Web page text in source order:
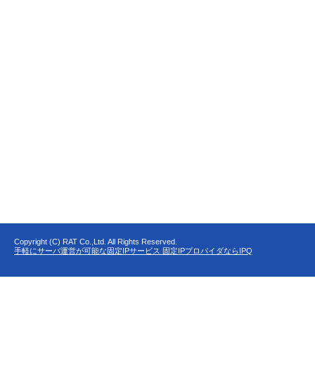
Copyright (C) RAT Co.,Ltd. All Rights Reserved.
手軽にサーバ運営が可能な固定IPサービス 固定IPプロバイダならIPQ